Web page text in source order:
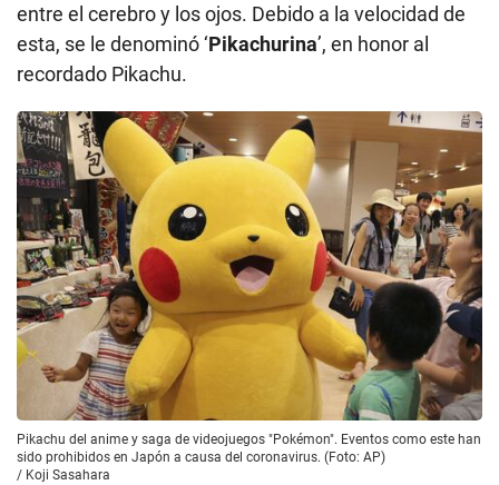
entre el cerebro y los ojos. Debido a la velocidad de
esta, se le denominó ‘Pikachurina’, en honor al
recordado Pikachu.
Pikachu del anime y saga de videojuegos "Pokémon". Eventos como este han
sido prohibidos en Japón a causa del coronavirus. (Foto: AP)
/ Koji Sasahara